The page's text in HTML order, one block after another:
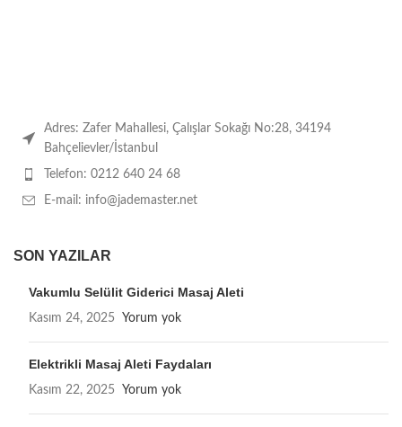
Adres: Zafer Mahallesi, Çalışlar Sokağı No:28, 34194
Bahçelievler/İstanbul
Telefon: 0212 640 24 68
E-mail: info@jademaster.net
SON YAZILAR
Vakumlu Selülit Giderici Masaj Aleti
Kasım 24, 2025 Yorum yok
Elektrikli Masaj Aleti Faydaları
Kasım 22, 2025 Yorum yok